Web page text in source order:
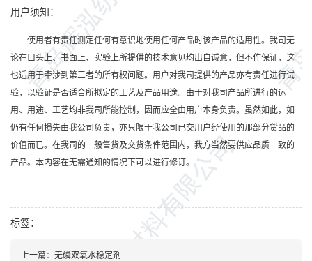
用户须知：
使用者有责任测定任何有意识地使用任何产品时该产品的适用性。我司无
论在口头上、书面上、实验上所提供的技术意见均出自诚意，但不作保证，这
也适用于牵涉到第三者的所有权问题。用户对我司提供的产品亦有责任进行试
验，以验证是否适合所拟定的工艺及产品用途。由于对我司产品所进行的运
用、用途、工艺均非我司所能控制，因而应全由用户本身负责。虽然如此，如
仍有任何损失由我公司负责，亦只限于我公司已交用户经使用的那部分货品的
价值而已。在我司的一般售货及交货条件范围内，我方当然要供应品质一致的
产品。本内容在无需通知的情况下可以进行修订。
标签：
上一篇： 无磷双氧水稳定剂